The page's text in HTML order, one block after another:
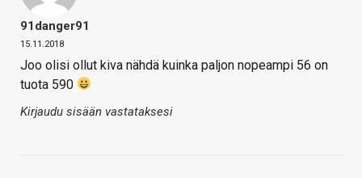
91danger91
15.11.2018
Joo olisi ollut kiva nähdä kuinka paljon nopeampi 56 on
tuota 590
Kirjaudu sisään vastataksesi